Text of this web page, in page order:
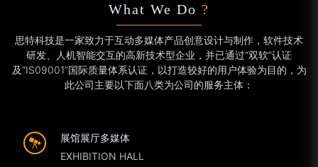
What We Do ?
思特科技是一家致力于互动多媒体产品创意设计与制作，软件技术
研发、人机智能交互的高新技术型企业，并已通过“双软”认证
及“IS09001”国际质量体系认证，以打造较好的用户体验为目的，为
此公司主要以下面八类为公司的服务主体：
展馆展厅多媒体
EXHIBITION HALL